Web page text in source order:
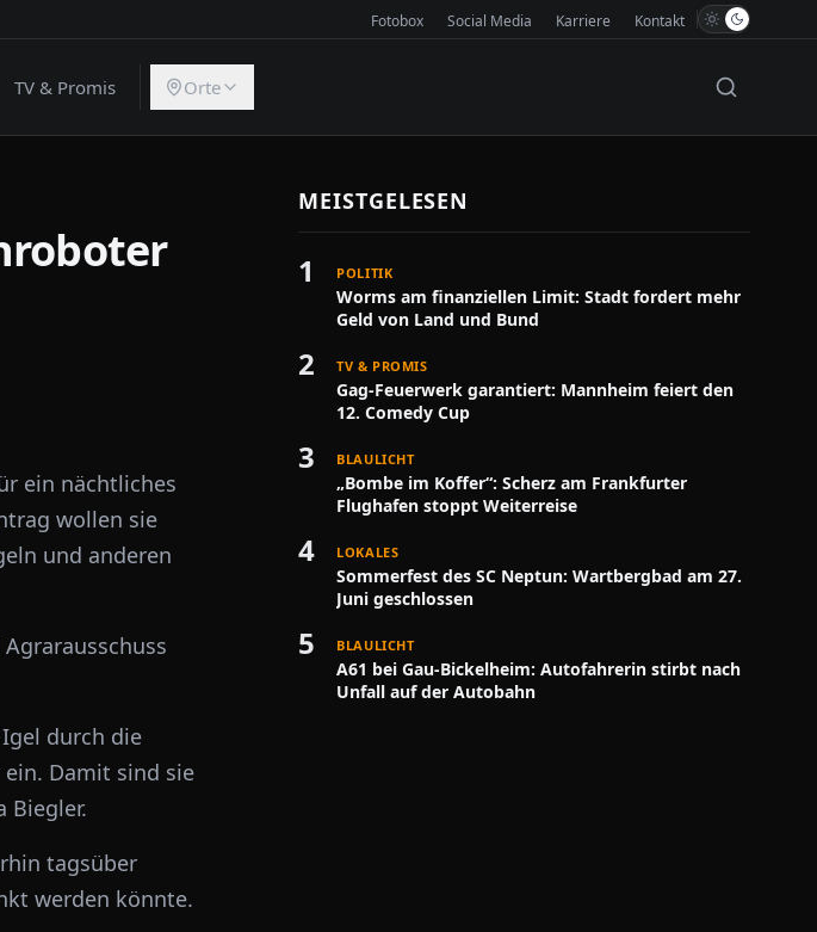
Fotobox Social Media Karriere Kontakt
TV & Promis Orte
ein nächtliches
wollen sie
und anderen
durch die
Damit sind sie
Biegler.
tagsüber
werden könnte.
MEISTGELESEN
1 POLITIK
Worms am finanziellen Limit: Stadt fordert mehr
Geld von Land und Bund
2 TV & PROMIS
Gag-Feuerwerk garantiert: Mannheim feiert den
12. Comedy Cup
3 BLAULICHT
„Bombe im Koffer“: Scherz am Frankfurter
Flughafen stoppt Weiterreise
4 LOKALES
Sommerfest des SC Neptun: Wartbergbad am 27.
Juni geschlossen
5 BLAULICHT
A61 bei Gau-Bickelheim: Autofahrerin stirbt nach
Unfall auf der Autobahn